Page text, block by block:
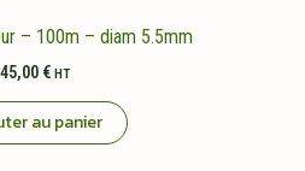
– 100m – diam 5.5mm
45,00 € HT
au panier